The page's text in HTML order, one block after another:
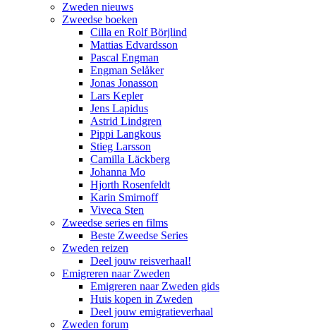
Zweden nieuws
Zweedse boeken
Cilla en Rolf Börjlind
Mattias Edvardsson
Pascal Engman
Engman Selåker
Jonas Jonasson
Lars Kepler
Jens Lapidus
Astrid Lindgren
Pippi Langkous
Stieg Larsson
Camilla Läckberg
Johanna Mo
Hjorth Rosenfeldt
Karin Smirnoff
Viveca Sten
Zweedse series en films
Beste Zweedse Series
Zweden reizen
Deel jouw reisverhaal!
Emigreren naar Zweden
Emigreren naar Zweden gids
Huis kopen in Zweden
Deel jouw emigratieverhaal
Zweden forum